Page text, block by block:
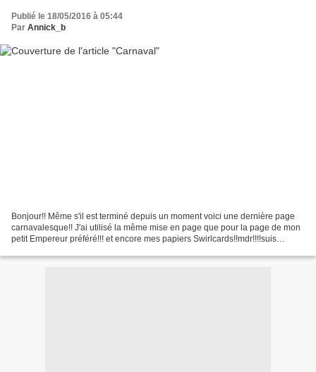
Publié le 18/05/2016 à 05:44
Par Annick_b
Bonjour!! Même s'il est terminé depuis un moment voici une dernière page
carnavalesque!! J'ai utilisé la même mise en page que pour la page de mon
petit Empereur préféré!!! et encore mes papiers Swirlcards!!mdr!!!!suis